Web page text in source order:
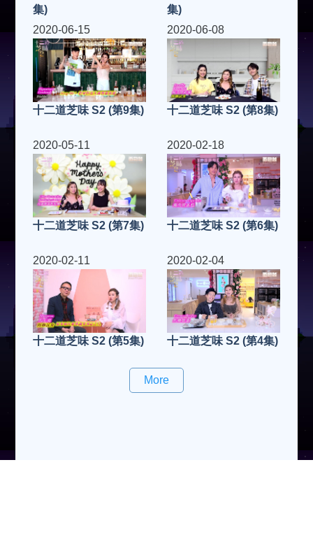
集)
集)
2020-06-15
十二道芝味 S2 (第9集)
2020-06-08
十二道芝味 S2 (第8集)
2020-05-11
十二道芝味 S2 (第7集)
2020-02-18
十二道芝味 S2 (第6集)
2020-02-11
十二道芝味 S2 (第5集)
2020-02-04
十二道芝味 S2 (第4集)
More